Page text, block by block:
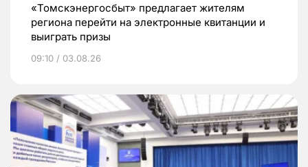
«Томскэнергосбыт» предлагает жителям
региона перейти на электронные квитанции и
выиграть призы
09:10 / 03.08.26